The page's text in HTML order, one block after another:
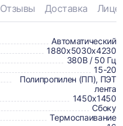
Отзывы Доставка
Автоматический
1880х5030х4230
380В / 50 Гц
15-20
Полипропилен (ПП), ПЭТ
лента
1450х1450
Сбоку
Термоспаивание